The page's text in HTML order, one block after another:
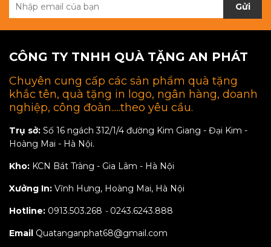
Gửi
CÔNG TY TNHH QUÀ TẶNG AN PHÁT
Chuyên cung cấp các sản phẩm quà tặng
khắc tên, quà tặng in logo, ngân hàng, doanh
nghiệp, công đoàn.....theo yêu cầu.
Trụ sở: Số 16 ngách 312/1/4 đường Kim Giang - Đại Kim -
Hoàng Mai - Hà Nội.
Kho: KCN Bát Tràng - Gia Lâm - Hà Nội
Xưởng In: Vĩnh Hưng, Hoàng Mai, Hà Nội
Hotline: 0913.503.268 - 0243.6243.888
Email Quatanganphat68@gmail.com